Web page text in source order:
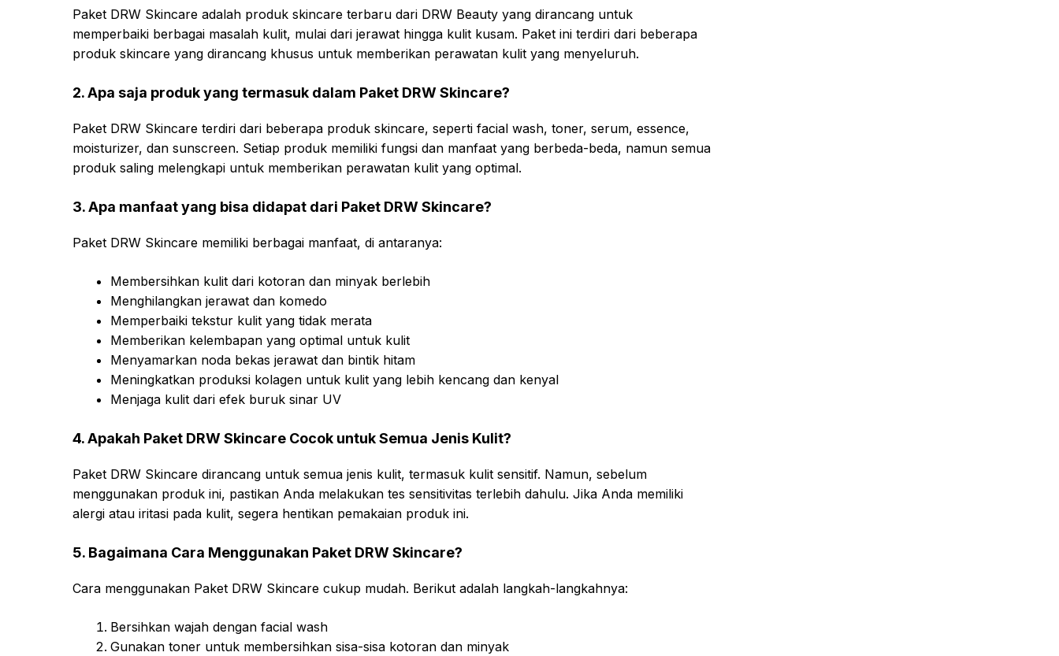
Paket DRW Skincare adalah produk skincare terbaru dari DRW Beauty yang dirancang untuk
memperbaiki berbagai masalah kulit, mulai dari jerawat hingga kulit kusam. Paket ini terdiri dari beberapa
produk skincare yang dirancang khusus untuk memberikan perawatan kulit yang menyeluruh.
2. Apa saja produk yang termasuk dalam Paket DRW Skincare?
Paket DRW Skincare terdiri dari beberapa produk skincare, seperti facial wash, toner, serum, essence,
moisturizer, dan sunscreen. Setiap produk memiliki fungsi dan manfaat yang berbeda-beda, namun semua
produk saling melengkapi untuk memberikan perawatan kulit yang optimal.
3. Apa manfaat yang bisa didapat dari Paket DRW Skincare?
Paket DRW Skincare memiliki berbagai manfaat, di antaranya:
Membersihkan kulit dari kotoran dan minyak berlebih
Menghilangkan jerawat dan komedo
Memperbaiki tekstur kulit yang tidak merata
Memberikan kelembapan yang optimal untuk kulit
Menyamarkan noda bekas jerawat dan bintik hitam
Meningkatkan produksi kolagen untuk kulit yang lebih kencang dan kenyal
Menjaga kulit dari efek buruk sinar UV
4. Apakah Paket DRW Skincare Cocok untuk Semua Jenis Kulit?
Paket DRW Skincare dirancang untuk semua jenis kulit, termasuk kulit sensitif. Namun, sebelum
menggunakan produk ini, pastikan Anda melakukan tes sensitivitas terlebih dahulu. Jika Anda memiliki
alergi atau iritasi pada kulit, segera hentikan pemakaian produk ini.
5. Bagaimana Cara Menggunakan Paket DRW Skincare?
Cara menggunakan Paket DRW Skincare cukup mudah. Berikut adalah langkah-langkahnya:
Bersihkan wajah dengan facial wash
Gunakan toner untuk membersihkan sisa-sisa kotoran dan minyak